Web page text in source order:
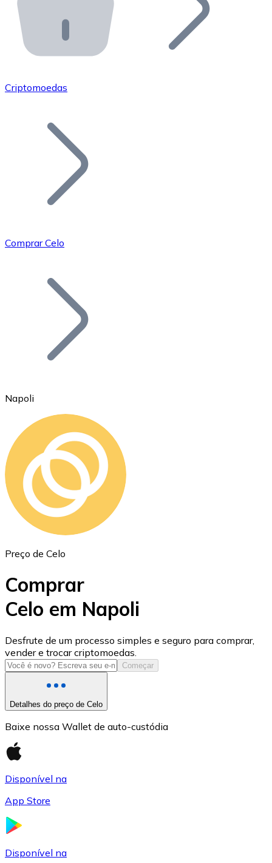
API Bitnovo
Integre nossa API no seu ecossistema.
Junte-se à nossa rede de revendedores e comercialize
Adicione o token do seu projeto ao nosso serviço de
Bitcoin
Ethereum
ETH
USD Coin
USDC
Criptomoedas
Comprar Celo
Napoli
Preço de Celo
Comprar
Celo em Napoli
Desfrute de um processo simples e seguro para comprar,
vender e trocar criptomoedas.
Começar
Detalhes do preço de Celo
Baixe nossa Wallet de auto-custódia
Disponível na
App Store
Disponível na